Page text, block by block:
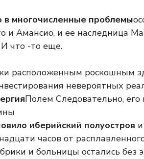
в многочисленные проблемы
и Амансио, и ее наследница
что -то еще.
расположенным роскошным
невероятных
Полем Следовательно, его
иберийский полуостров
часов от
и больницы остались без